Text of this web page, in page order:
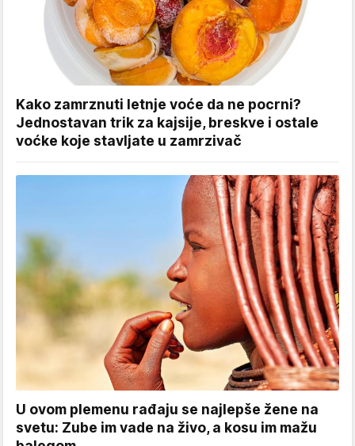
Kako zamrznuti letnje voće da ne pocrni?
Jednostavan trik za kajsije, breskve i ostale
voćke koje stavljate u zamrzivač
U ovom plemenu rađaju se najlepše žene na
svetu: Zube im vade na živo, a kosu im mažu